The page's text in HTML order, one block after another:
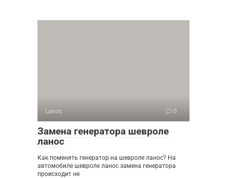
Lanos 0
Замена генератора шевроле
ланос
Как поменять генератор на шевроле ланос? На
автомобиле шевроле ланос замена генератора
происходит не